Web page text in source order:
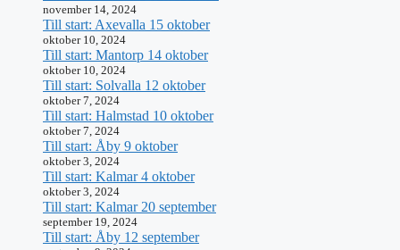
november 14, 2024
Till start: Axevalla 15 oktober
oktober 10, 2024
Till start: Mantorp 14 oktober
oktober 10, 2024
Till start: Solvalla 12 oktober
oktober 7, 2024
Till start: Halmstad 10 oktober
oktober 7, 2024
Till start: Åby 9 oktober
oktober 3, 2024
Till start: Kalmar 4 oktober
oktober 3, 2024
Till start: Kalmar 20 september
september 19, 2024
Till start: Åby 12 september